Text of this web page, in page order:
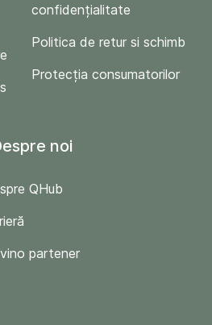
confidențialitate
Politica de retur si schimb
Protecția consumatorilor
noi
QHub
partener